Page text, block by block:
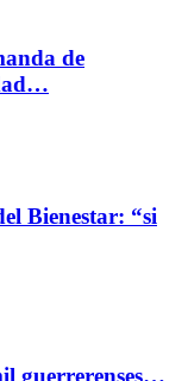
de
Bienestar: “si
guerrerenses…